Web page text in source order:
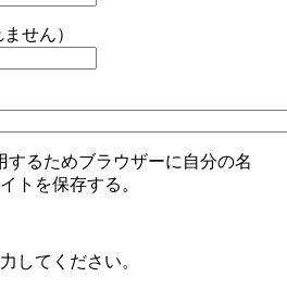
せん）
するためブラウザーに自分の名
トを保存する。
してください。